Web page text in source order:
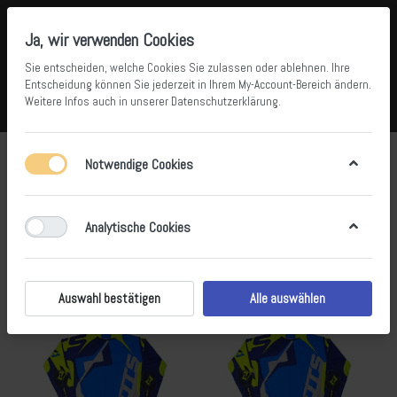
Menü Anmelden Vergleichen Wunschliste
Jersey
1-13von13
- 22 % - 22 %
Ja, wir verwenden Cookies
Sie entscheiden, welche Cookies Sie zulassen oder ablehnen. Ihre
Entscheidung können Sie jederzeit in Ihrem My-Account-Bereich ändern.
Weitere Infos auch in unserer Datenschutzerklärung.
Notwendige Cookies
Analytische Cookies
Auswahl bestätigen Alle auswählen